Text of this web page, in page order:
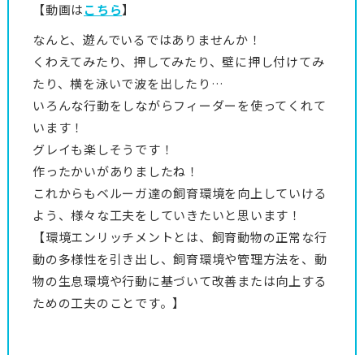
【動画はこちら】
なんと、遊んでいるではありませんか！
くわえてみたり、押してみたり、壁に押し付けてみ
たり、横を泳いで波を出したり…
いろんな行動をしながらフィーダーを使ってくれて
います！
グレイも楽しそうです！
作ったかいがありましたね！
これからもベルーガ達の飼育環境を向上していける
よう、様々な工夫をしていきたいと思います！
【環境エンリッチメントとは、飼育動物の正常な行
動の多様性を引き出し、飼育環境や管理方法を、動
物の生息環境や行動に基づいて改善または向上する
ための工夫のことです。】